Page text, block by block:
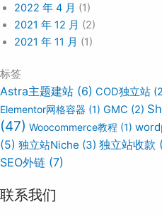
2022 年 4 月 (1)
2021 年 12 月 (2)
2021 年 11 月 (1)
标签
Astra主题建站 (6) COD独立站
Elementor网格容器 (1) GMC (2)
(47) Woocommerce教程 (1)
(5) 独立站Niche (3) 独立站收款
SEO外链 (7)
联系我们